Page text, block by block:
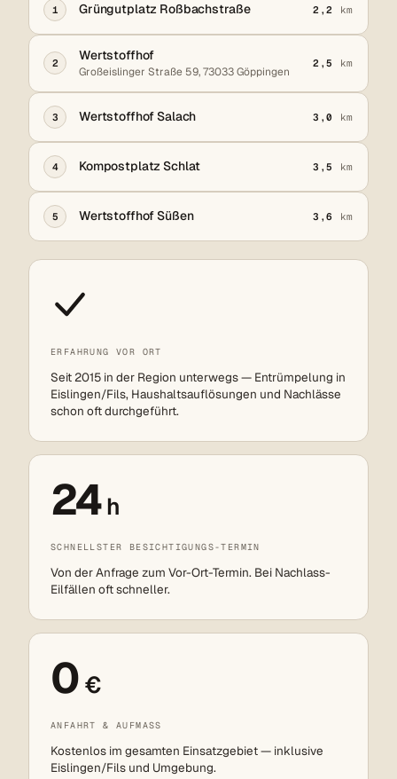
1 Grüngutplatz Roßbachstraße 2,2 km
2
Wertstoffhof
Großeislinger Straße 59, 73033 Göppingen
2,5 km
3 Wertstoffhof Salach 3,0 km
4 Kompostplatz Schlat 3,5 km
5 Wertstoffhof Süßen 3,6 km
ERFAHRUNG VOR ORT
Seit 2015 in der Region unterwegs — Entrümpelung in
Eislingen/Fils, Haushaltsauflösungen und Nachlässe
schon oft durchgeführt.
24h
SCHNELLSTER BESICHTIGUNGS-TERMIN
Von der Anfrage zum Vor-Ort-Termin. Bei Nachlass-
Eilfällen oft schneller.
0 €
ANFAHRT & AUFMASS
Kostenlos im gesamten Einsatzgebiet — inklusive
Eislingen/Fils und Umgebung.